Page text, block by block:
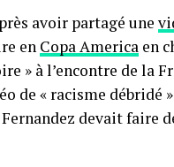
avoir partagé une
en Copa America en
» à l’encontre de la
de « racisme débridé
devait faire